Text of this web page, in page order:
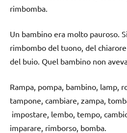
rimbomba.
Un bambino era molto pauroso.
rimbombo del tuono, del
del buio. Quel bambino non
Rampa, pompa, bambino, lamp,
tampone, cambiare, zampa,
impostare, lembo, tempo,
imparare, rimborso, bomba.